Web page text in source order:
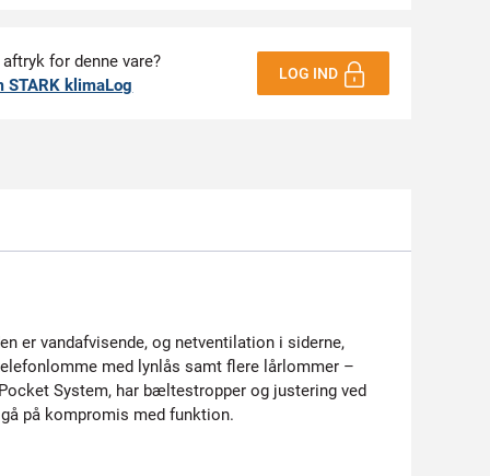
aftryk for denne vare?
STARK klimaLog
LOG IND
er vandafvisende, og netventilation i siderne,
med lynlås samt flere lårlommer –
System, har bæltestropper og justering ved
på kompromis med funktion.